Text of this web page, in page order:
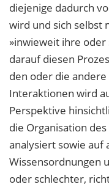
diejenige dadurch
wird und sich selbst
»inwieweit ihre
darauf diesen
den oder die andere
Interaktionen wird
Perspektive
die Organisation
analysiert sowie auf
Wissensordnungen
oder schlechter,